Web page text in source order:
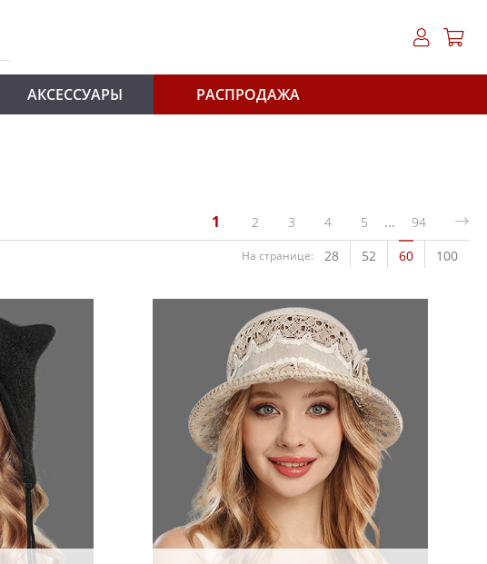
АКСЕССУАРЫ РАСПРОДАЖА
1 2 3 4 5 ...
94
На странице: 28 52 60 100